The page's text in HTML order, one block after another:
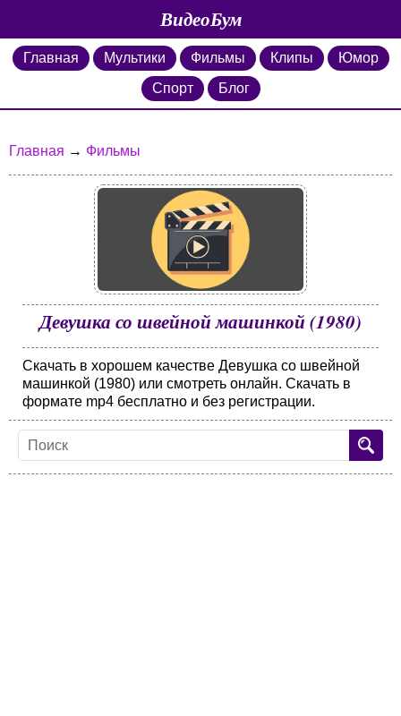
ВидеоБум
Главная Мультики Фильмы Клипы
Юмор
Спорт
Блог
Главная → Фильмы
Девушка со швейной машинкой (1980)
Скачать в хорошем качестве Девушка со швейной
машинкой (1980) или смотреть онлайн. Скачать в
формате mp4 бесплатно и без регистрации.